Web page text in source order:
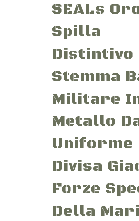
SEALs
Spilla
Distintivo
Stemma
Militare
Metallo
Uniforme
Divisa
Forze
Della